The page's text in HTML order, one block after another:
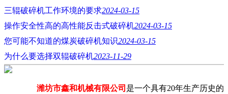
三辊破碎机工作环境的要求2024-03-15
操作安全性高的高性能反击式破碎机2024-03-15
您可能不知道的煤炭破碎机知识2024-03-15
为什么要选择双辊破碎机2023-11-29
潍坊市鑫和机械有限公司 是一个具有20年生产历史的